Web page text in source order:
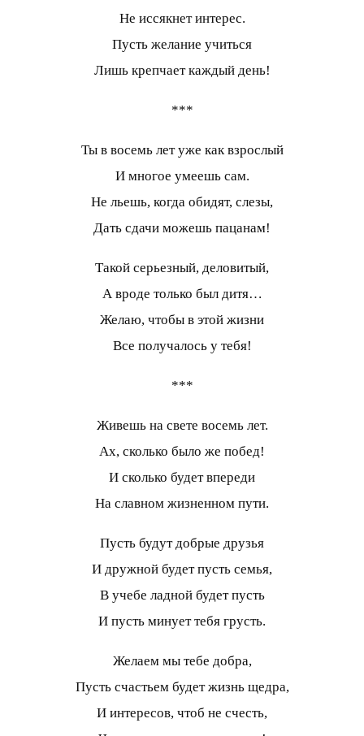
Не иссякнет интерес.
Пусть желание учиться
Лишь крепчает каждый день!
***
Ты в восемь лет уже как взрослый
И многое умеешь сам.
Не льешь, когда обидят, слезы,
Дать сдачи можешь пацанам!
Такой серьезный, деловитый,
А вроде только был дитя…
Желаю, чтобы в этой жизни
Все получалось у тебя!
***
Живешь на свете восемь лет.
Ах, сколько было же побед!
И сколько будет впереди
На славном жизненном пути.
Пусть будут добрые друзья
И дружной будет пусть семья,
В учебе ладной будет пусть
И пусть минует тебя грусть.
Желаем мы тебе добра,
Пусть счастьем будет жизнь щедра,
И интересов, чтоб не счесть,